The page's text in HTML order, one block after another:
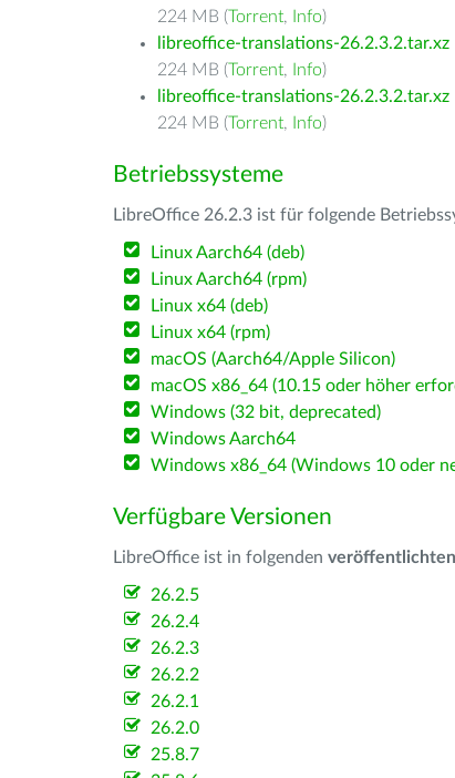
224 MB (Torrent, Info)
libreoffice-translations-26.2.3.2.tar.xz
224 MB (Torrent, Info)
libreoffice-translations-26.2.3.2.tar.xz
224 MB (Torrent, Info)
Betriebssysteme
LibreOffice 26.2.3 ist für folgende
Linux Aarch64 (deb)
Linux Aarch64 (rpm)
Linux x64 (deb)
Linux x64 (rpm)
macOS (Aarch64/Apple Silicon)
macOS x86_64 (10.15 oder höher
Windows (32 bit, deprecated)
Windows Aarch64
Windows x86_64 (Windows 10 oder
Verfügbare Versionen
LibreOffice ist in folgenden veröffentlichten
26.2.5
26.2.4
26.2.3
26.2.2
26.2.1
26.2.0
25.8.7